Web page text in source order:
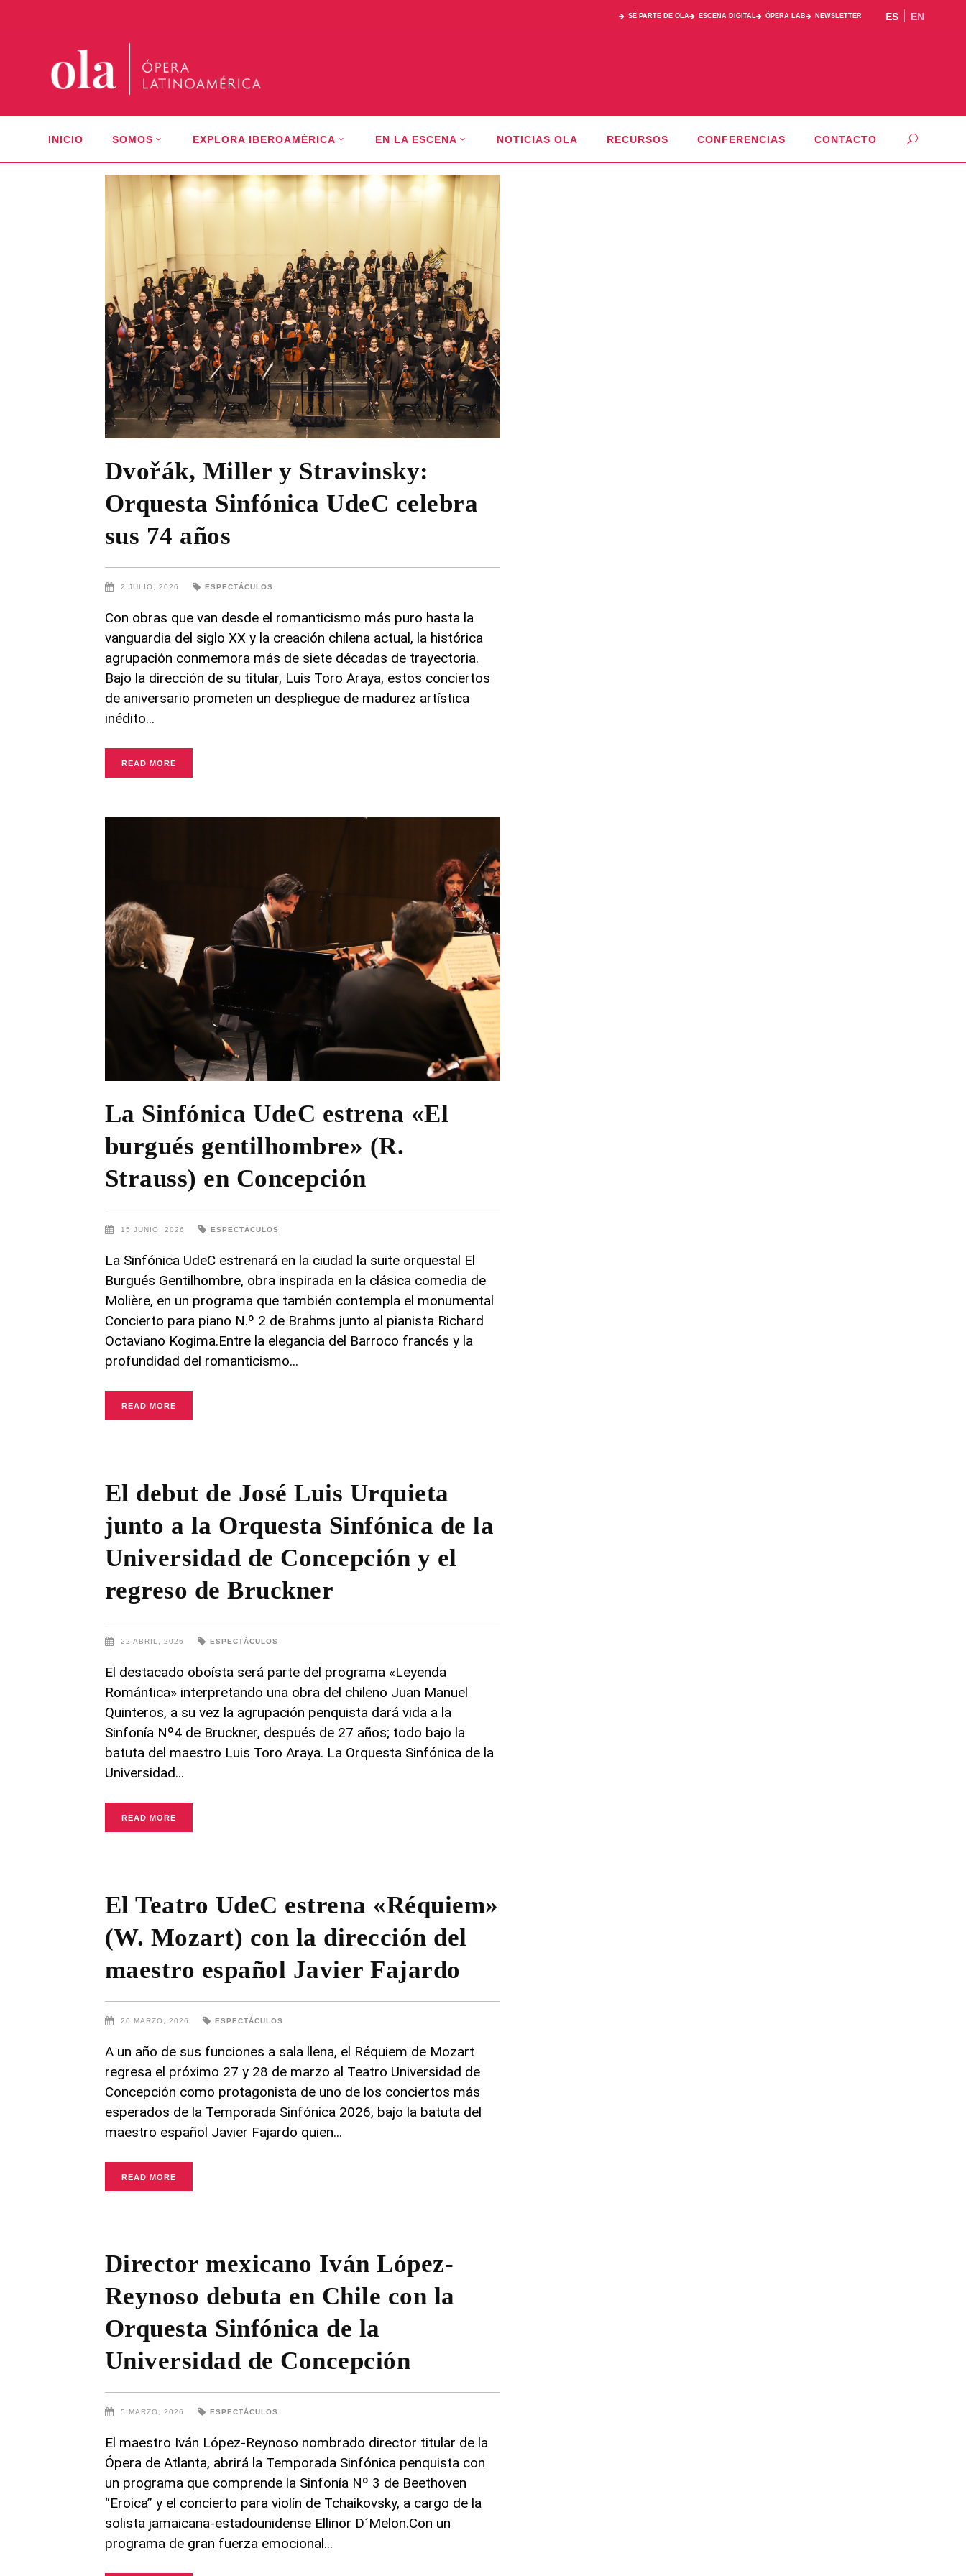
SÉ PARTE DE OLA ESCENA DIGITAL ÓPERA LAB NEWSLETTER ES EN
INICIO SOMOS EXPLORA IBEROAMÉRICA EN LA ESCENA NOTICIAS OLA RECURSOS CONFERENCIAS CONTACTO
Dvořák, Miller y Stravinsky:
Orquesta Sinfónica UdeC celebra
sus 74 años
2 JULIO, 2026 ESPECTÁCULOS
Con obras que van desde el romanticismo más puro hasta la
vanguardia del siglo XX y la creación chilena actual, la histórica
agrupación conmemora más de siete décadas de trayectoria.
Bajo la dirección de su titular, Luis Toro Araya, estos conciertos
de aniversario prometen un despliegue de madurez artística
inédito
READ MORE
La Sinfónica UdeC estrena «El
burgués gentilhombre» (R.
Strauss) en Concepción
15 JUNIO, 2026 ESPECTÁCULOS
La Sinfónica UdeC estrenará en la ciudad la suite orquestal El
Burgués Gentilhombre, obra inspirada en la clásica comedia de
Molière, en un programa que también contempla el monumental
Concierto para piano N.º 2 de Brahms junto al pianista Richard
Octaviano Kogima.Entre la elegancia del Barroco francés y la
profundidad del romanticismo
READ MORE
El debut de José Luis Urquieta
junto a la Orquesta Sinfónica de la
Universidad de Concepción y el
regreso de Bruckner
22 ABRIL, 2026 ESPECTÁCULOS
El destacado oboísta será parte del programa «Leyenda
Romántica» interpretando una obra del chileno Juan Manuel
Quinteros, a su vez la agrupación penquista dará vida a la
Sinfonía Nº4 de Bruckner, después de 27 años; todo bajo la
batuta del maestro Luis Toro Araya. La Orquesta Sinfónica de la
Universidad
READ MORE
El Teatro UdeC estrena «Réquiem»
(W. Mozart) con la dirección del
maestro español Javier Fajardo
20 MARZO, 2026 ESPECTÁCULOS
A un año de sus funciones a sala llena, el Réquiem de Mozart
regresa el próximo 27 y 28 de marzo al Teatro Universidad de
Concepción como protagonista de uno de los conciertos más
esperados de la Temporada Sinfónica 2026, bajo la batuta del
maestro español Javier Fajardo quien
READ MORE
Director mexicano Iván López-
Reynoso debuta en Chile con la
Orquesta Sinfónica de la
Universidad de Concepción
5 MARZO, 2026 ESPECTÁCULOS
El maestro Iván López-Reynoso nombrado director titular de la
Ópera de Atlanta, abrirá la Temporada Sinfónica penquista con
un programa que comprende la Sinfonía Nº 3 de Beethoven
“Eroica” y el concierto para violín de Tchaikovsky, a cargo de la
solista jamaicana-estadounidense Ellinor D´Melon.Con un
programa de gran fuerza emocional